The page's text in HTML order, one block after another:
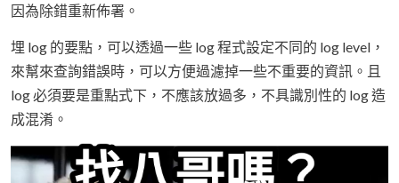
因為除錯重新佈署。
埋 log 的要點，可以透過一些 log 程式設定不同的 log level，
來幫來查詢錯誤時，可以方便過濾掉一些不重要的資訊。且
log 必須要是重點式下，不應該放過多，不具識別性的 log 造
成混淆。